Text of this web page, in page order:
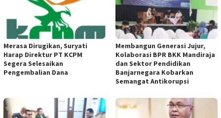
Merasa Dirugikan, Suryati
Harap Direktur PT KCPM
Segera Selesaikan
Pengembalian Dana
Membangun Generasi Jujur,
Kolaborasi BPR BKK Mandiraja
dan Sektor Pendidikan
Banjarnegara Kobarkan
Semangat Antikorupsi